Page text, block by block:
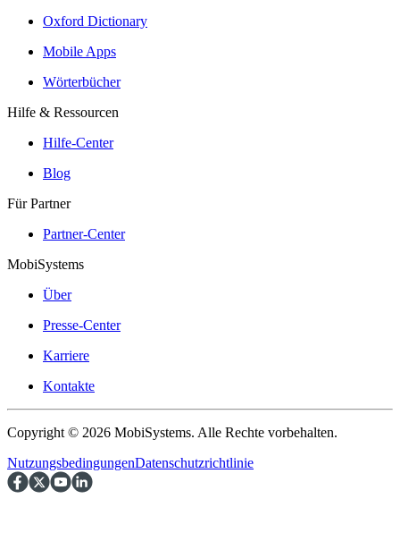
Oxford Dictionary
Mobile Apps
Wörterbücher
Hilfe & Ressourcen
Hilfe-Center
Blog
Für Partner
Partner-Center
MobiSystems
Über
Presse-Center
Karriere
Kontakte
Copyright © 2026 MobiSystems. Alle Rechte vorbehalten.
NutzungsbedingungenDatenschutzrichtlinie